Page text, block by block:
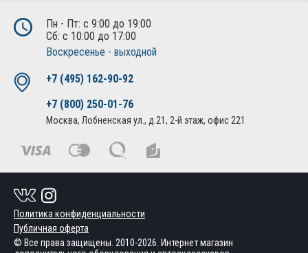
Пн - Пт: с 9:00 до 19:00
Сб: с 10:00 до 17:00
Воскресенье - выходной
+7 (495) 162-90-92
+7 (800) 250-01-76
Москва, Лобненская ул., д.21, 2-й этаж, офис 221
Политика конфиденциальности
Публичная оферта
© Все права защищены. 2010-2026. Интернет магазин